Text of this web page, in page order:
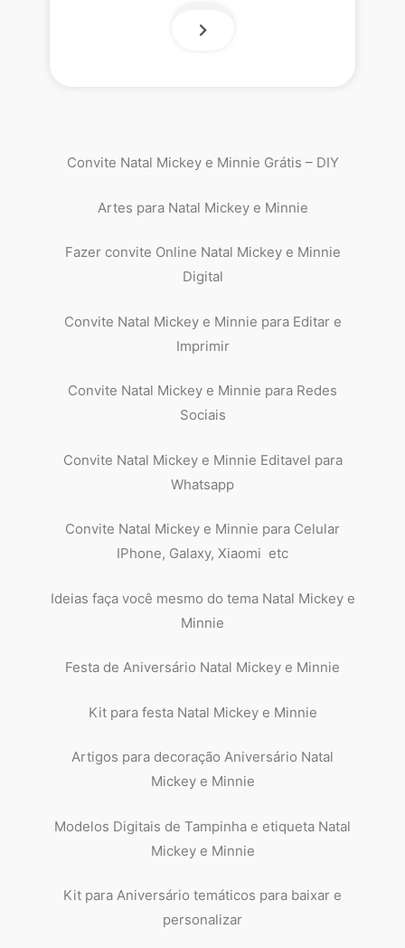
Convite Natal Mickey e Minnie Grátis – DIY
Artes para Natal Mickey e Minnie
Fazer convite Online Natal Mickey e Minnie
Digital
Convite Natal Mickey e Minnie para Editar e
Imprimir
Convite Natal Mickey e Minnie para Redes
Sociais
Convite Natal Mickey e Minnie Editavel para
Whatsapp
Convite Natal Mickey e Minnie para Celular
IPhone, Galaxy, Xiaomi etc
Ideias faça você mesmo do tema Natal Mickey e
Minnie
Festa de Aniversário Natal Mickey e Minnie
Kit para festa Natal Mickey e Minnie
Artigos para decoração Aniversário Natal
Mickey e Minnie
Modelos Digitais de Tampinha e etiqueta Natal
Mickey e Minnie
Kit para Aniversário temáticos para baixar e
personalizar